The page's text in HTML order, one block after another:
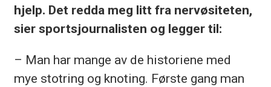
hjelp. Det redda meg litt fra nervøsiteten,
sier sportsjournalisten og legger til:
– Man har mange av de historiene med
mye stotring og knoting. Første gang man